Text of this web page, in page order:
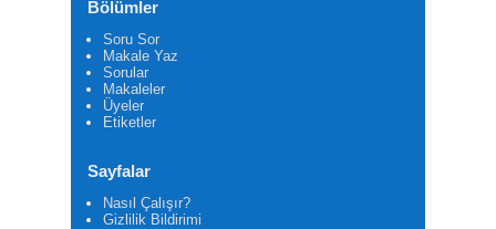
Bölümler
Soru Sor
Makale Yaz
Sorular
Makaleler
Üyeler
Etiketler
Sayfalar
Nasıl Çalışır?
Gizlilik Bildirimi